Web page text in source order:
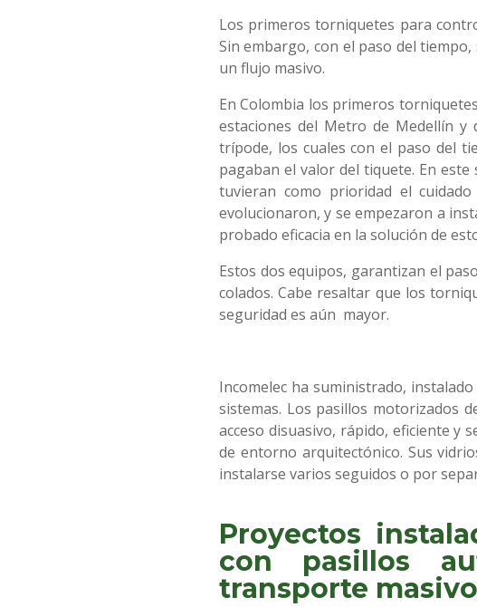
Los primeros torniquetes para
Sin embargo, con el paso del
un flujo masivo.
En Colombia los primeros
estaciones del Metro de Medellín
trípode, los cuales con el paso del
pagaban el valor del tiquete. En
tuvieran como prioridad el
evolucionaron, y se empezaron a
probado eficacia en la solución de
Estos dos equipos, garantizan el
colados. Cabe resaltar que los
seguridad es aún mayor.
Incomelec ha suministrado,
sistemas. Los pasillos motorizados
acceso disuasivo, rápido, eficiente y
de entorno arquitectónico. Sus
instalarse varios seguidos o por
Proyectos
con pasillos
transporte